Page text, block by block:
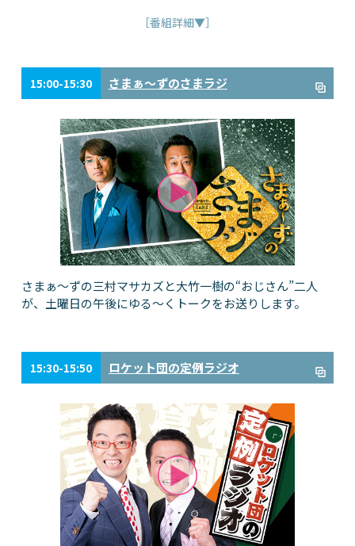
［番組詳細▼］
15:00-15:30 さまぁ～ずのさまラジ
さまぁ～ずの三村マサカズと大竹一樹の“おじさん”二人
が、土曜日の午後にゆる～くトークをお送りします。
15:30-15:50 ロケット団の定例ラジオ